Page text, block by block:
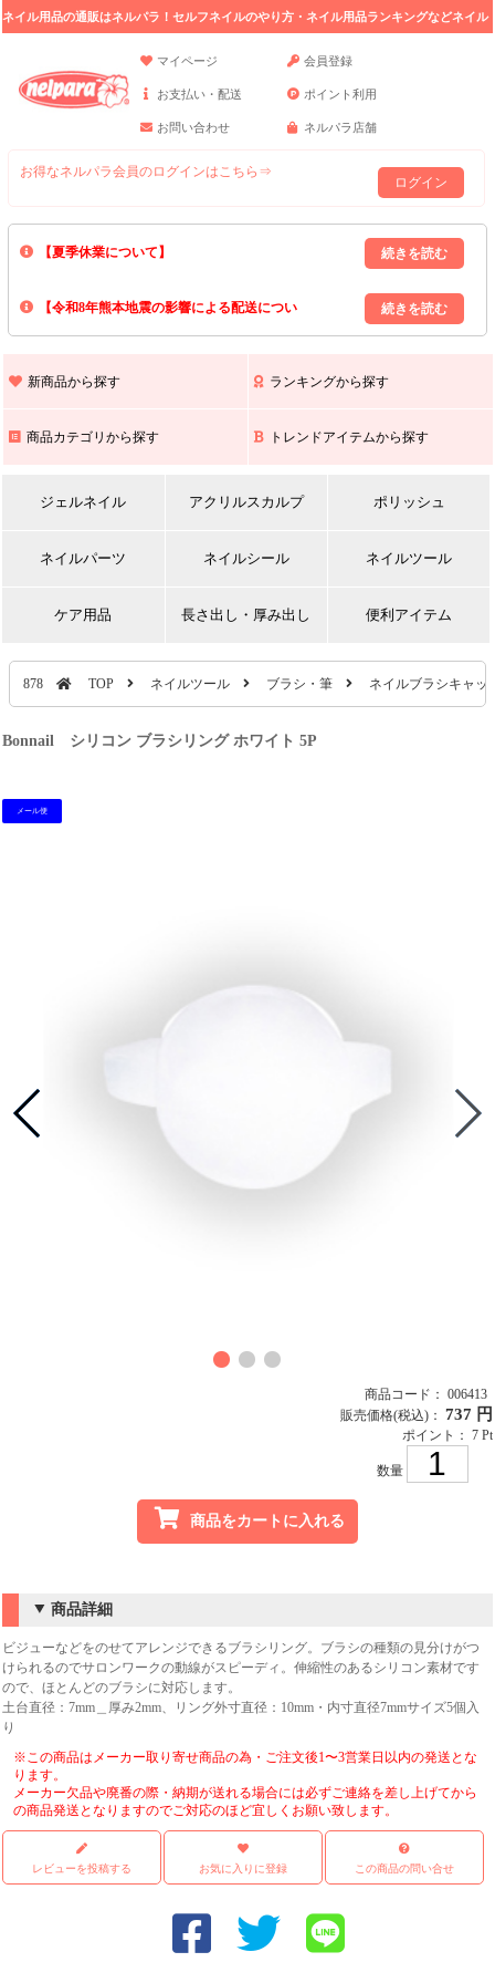
ネイル用品の通販はネルパラ！セルフネイルのやり方・ネイル用品ランキングなどネイル
マイページ
会員登録
お支払い・配送 ポイント利用
お問い合わせ ネルパラ店舗
お得なネルパラ会員のログインはこちら⇒
ログイン
【夏季休業について】
8/13(木)～8/16(日)の間｢出荷業務・お問い合わせ業務｣はお休みいたしま
上記期間中のご注文・お問い合わせは8/17(月)以降の対応となりますので
【令和8年熊本地震の影響による配送につい
また､ 九州全域でお荷物のお届けに遅延が生じております｡
新商品から探す ランキングから探す
商品カテゴリから探す トレンドアイテムから探す
ジェルネイル アクリルスカルプ ポリッシュ
ネイルパーツ ネイルシール ネイルツール
ケア用品 長さ出し・厚み出し 便利アイテム
878 TOP ネイルツール ブラシ・筆 ネイルブラシキャッ
Bonnail シリコン ブラシリング ホワイト 5P
メール便
商品コード： 006413
販売価格(税込)： 737 円
ポイント： 7 Pt
数量
商品をカートに入れる
商品詳細
ビジューなどをのせてアレンジできるブラシリング。ブラシの種類の見分けがつ
けられるのでサロンワークの動線がスピーディ。伸縮性のあるシリコン素材です
ので、ほとんどのブラシに対応します。
土台直径：7mm＿厚み2mm、リング外寸直径：10mm・内寸直径7mmサイズ5個入
り
※この商品はメーカー取り寄せ商品の為・ご注文後1〜3営業日以内の発送とな
ります。
メーカー欠品や廃番の際・納期が送れる場合には必ずご連絡を差し上げてから
の商品発送となりますのでご対応のほど宜しくお願い致します。
レビューを投稿する お気に入りに登録 この商品の問い合せ